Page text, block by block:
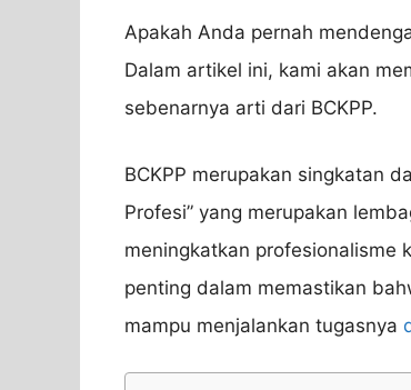
Apakah Anda pernah
Dalam artikel ini, kami akan
sebenarnya arti dari BCKPP.
BCKPP merupakan singkatan
Profesi” yang merupakan
meningkatkan profesionalisme
penting dalam memastikan
mampu menjalankan tugasnya